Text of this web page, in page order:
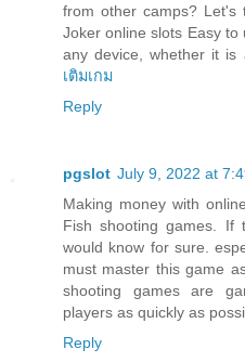
from other camps? Let's
Joker online slots Easy to
any device, whether it is
เติมเกม
Reply
pgslot July 9, 2022 at
Making money with
Fish shooting games. If
would know for sure.
must master this game
shooting games are
players as quickly as
Reply